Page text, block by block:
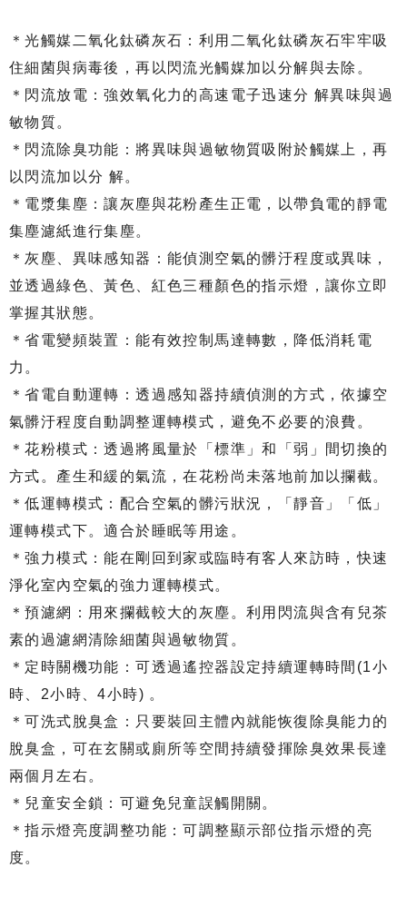
＊光觸媒二氧化鈦磷灰石：利用二氧化鈦磷灰石牢牢吸
住細菌與病毒後，再以閃流光觸媒加以分解與去除。
＊閃流放電：強效氧化力的高速電子迅速分 解異味與過
敏物質。
＊閃流除臭功能：將異味與過敏物質吸附於觸媒上，再
以閃流加以分 解。
＊電漿集塵：讓灰塵與花粉產生正電，以帶負電的靜電
集塵濾紙進行集塵。
＊灰塵、異味感知器：能偵測空氣的髒汙程度或異味，
並透過綠色、黃色、紅色三種顏色的指示燈，讓你立即
掌握其狀態。
＊省電變頻裝置：能有效控制馬達轉數，降低消耗電
力。
＊省電自動運轉：透過感知器持續偵測的方式，依據空
氣髒汙程度自動調整運轉模式，避免不必要的浪費。
＊花粉模式：透過將風量於「標準」和「弱」間切換的
方式。產生和緩的氣流，在花粉尚未落地前加以攔截。
＊低運轉模式：配合空氣的髒污狀況，「靜音」「低」
運轉模式下。適合於睡眠等用途。
＊強力模式：能在剛回到家或臨時有客人來訪時，快速
淨化室內空氣的強力運轉模式。
＊預濾網：用來攔截較大的灰塵。利用閃流與含有兒茶
素的過濾網清除細菌與過敏物質。
＊定時關機功能：可透過遙控器設定持續運轉時間(1小
時、2小時、4小時) 。
＊可洗式脫臭盒：只要裝回主體內就能恢復除臭能力的
脫臭盒，可在玄關或廁所等空間持續發揮除臭效果長達
兩個月左右。
＊兒童安全鎖：可避免兒童誤觸開關。
＊指示燈亮度調整功能：可調整顯示部位指示燈的亮
度。